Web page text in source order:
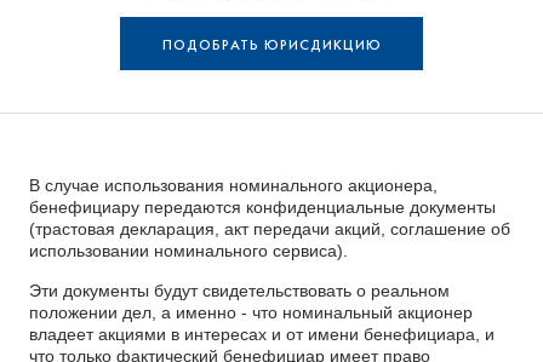
ПОДОБРАТЬ ЮРИСДИКЦИЮ
В случае использования номинального акционера,
бенефициару передаются конфиденциальные документы
(трастовая декларация, акт передачи акций, соглашение об
использовании номинального сервиса).
Эти документы будут свидетельствовать о реальном
положении дел, а именно - что номинальный акционер
владеет акциями в интересах и от имени бенефициара, и
что только фактический бенефициар имеет право